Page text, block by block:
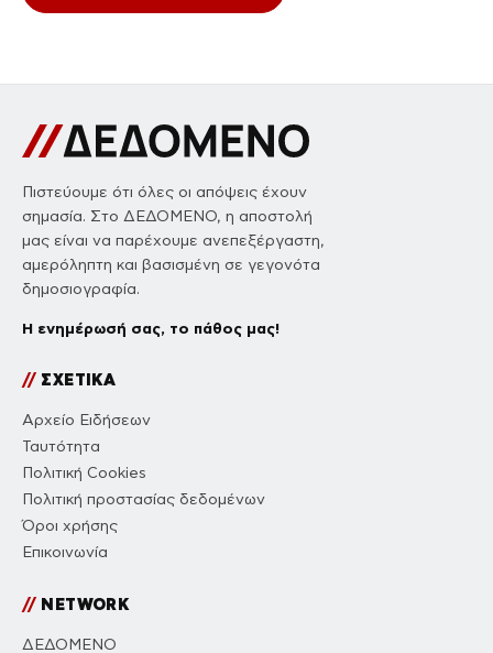
Πιστεύουμε ότι όλες οι απόψεις έχουν
σημασία. Στο ΔΕΔΟΜΕΝΟ, η αποστολή
μας είναι να παρέχουμε ανεπεξέργαστη,
αμερόληπτη και βασισμένη σε γεγονότα
δημοσιογραφία.
Η ενημέρωσή σας, το πάθος μας!
//ΣΧΕΤΙΚΑ
Αρχείο Ειδήσεων
Ταυτότητα
Πολιτική Cookies
Πολιτική προστασίας δεδομένων
Όροι χρήσης
Επικοινωνία
//NETWORK
ΔΕΔΟΜΕΝΟ